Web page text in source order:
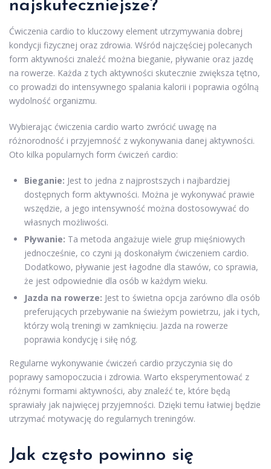
najskuteczniejsze?
Ćwiczenia cardio to kluczowy element utrzymywania dobrej
kondycji fizycznej oraz zdrowia. Wśród najczęściej polecanych
form aktywności znaleźć można bieganie, pływanie oraz jazdę
na rowerze. Każda z tych aktywności skutecznie zwiększa tętno,
co prowadzi do intensywnego spalania kalorii i poprawia ogólną
wydolność organizmu.
Wybierając ćwiczenia cardio warto zwrócić uwagę na
różnorodność i przyjemność z wykonywania danej aktywności.
Oto kilka popularnych form ćwiczeń cardio:
Bieganie: Jest to jedna z najprostszych i najbardziej
dostępnych form aktywności. Można je wykonywać prawie
wszędzie, a jego intensywność można dostosowywać do
własnych możliwości.
Pływanie: Ta metoda angażuje wiele grup mięśniowych
jednocześnie, co czyni ją doskonałym ćwiczeniem cardio.
Dodatkowo, pływanie jest łagodne dla stawów, co sprawia,
że jest odpowiednie dla osób w każdym wieku.
Jazda na rowerze: Jest to świetna opcja zarówno dla osób
preferujących przebywanie na świeżym powietrzu, jak i tych,
którzy wolą treningi w zamknięciu. Jazda na rowerze
poprawia kondycję i siłę nóg.
Regularne wykonywanie ćwiczeń cardio przyczynia się do
poprawy samopoczucia i zdrowia. Warto eksperymentować z
różnymi formami aktywności, aby znaleźć te, które będą
sprawiały jak najwięcej przyjemności. Dzięki temu łatwiej będzie
utrzymać motywację do regularnych treningów.
Jak często powinno się